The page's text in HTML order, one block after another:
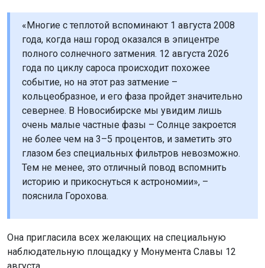
«Многие с теплотой вспоминают 1 августа 2008
года, когда наш город оказался в эпицентре
полного солнечного затмения. 12 августа 2026
года по циклу сароса происходит похожее
событие, но на этот раз затмение –
кольцеобразное, и его фаза пройдет значительно
севернее. В Новосибирске мы увидим лишь
очень малые частные фазы – Солнце закроется
не более чем на 3–5 процентов, и заметить это
глазом без специальных фильтров невозможно.
Тем не менее, это отличный повод вспомнить
историю и прикоснуться к астрономии», –
пояснила Горохова.
Она пригласила всех желающих на специальную
наблюдательную площадку у Монумента Славы 12